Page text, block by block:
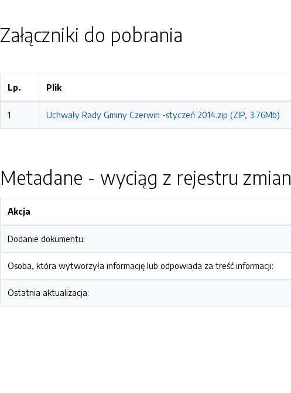
Załączniki do pobrania
Lp. Plik
1 Uchwały Rady Gminy Czerwin -styczeń 2014.zip (ZIP, 3.76Mb)
Metadane - wyciąg z rejestru zmian
Akcja
Dodanie dokumentu:
Osoba, która wytworzyła informację lub odpowiada za treść informacji:
Ostatnia aktualizacja: